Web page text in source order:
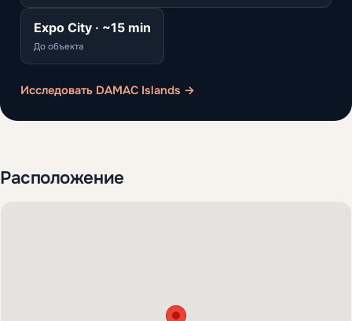
Expo City · ~15 min
До объекта
Исследовать DAMAC Islands →
Расположение